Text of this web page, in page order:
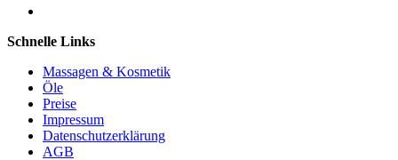
Schnelle Links
Massagen & Kosmetik
Öle
Preise
Impressum
Datenschutzerklärung
AGB